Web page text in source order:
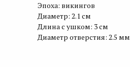
Эпоха: викингов
Диаметр: 2.1 см
Длина с ушком: 3 см
Диаметр отверстия: 2.5 мм